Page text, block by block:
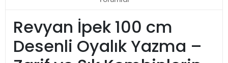
Revyan İpek 100 cm
Desenli Oyalık Yazma –